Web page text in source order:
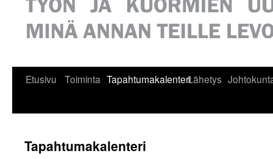
Etusivu Toiminta TapahtumakalenteriLähetys
Tapahtumakalenteri